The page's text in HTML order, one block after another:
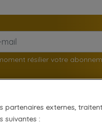
résilier votre
propos
partenaires externes,
suivantes :